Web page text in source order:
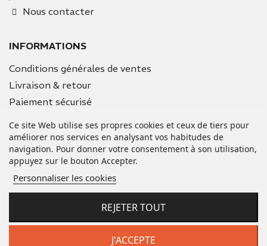
Nous contacter
INFORMATIONS
Conditions générales de ventes
Livraison & retour
Paiement sécurisé
VOTRE COMPTE
Informations personnelles
Ce site Web utilise ses propres cookies et ceux de tiers pour
améliorer nos services en analysant vos habitudes de
navigation. Pour donner votre consentement à son utilisation,
appuyez sur le bouton Accepter.
Personnaliser les cookies
REJETER TOUT
J'ACCEPTE